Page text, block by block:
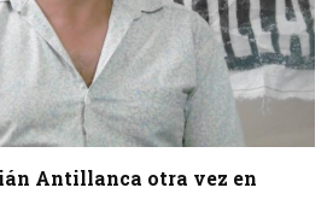
Antillanca otra vez en